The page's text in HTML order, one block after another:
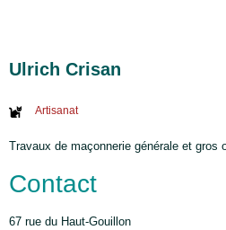
Ulrich Crisan
Artisanat
Travaux de maçonnerie générale et gros
Contact
67 rue du Haut-Gouillon